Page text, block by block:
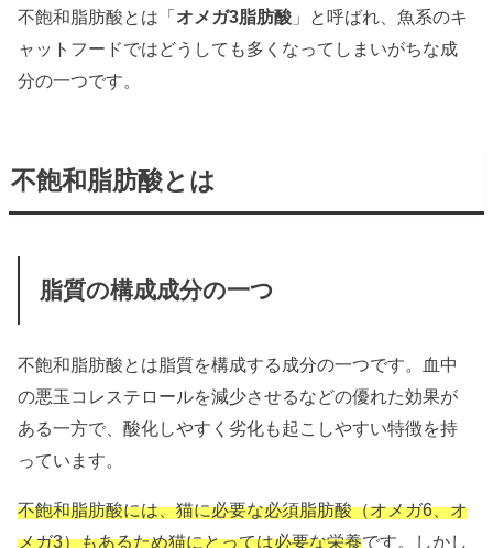
不飽和脂肪酸とは「 オメガ3脂肪酸 」と呼ばれ、魚系のキ
ャットフードではどうしても多くなってしまいがちな成
分の一つです。
不飽和脂肪酸とは
脂質の構成成分の一つ
不飽和脂肪酸とは脂質を構成する成分の一つです。血中
の悪玉コレステロールを減少させるなどの優れた効果が
ある一方で、酸化しやすく劣化も起こしやすい特徴を持
っています。
不飽和脂肪酸には、猫に必要な必須脂肪酸（オメガ6、オ
メガ3）もあるため猫にとっては必要な栄養です。しかし